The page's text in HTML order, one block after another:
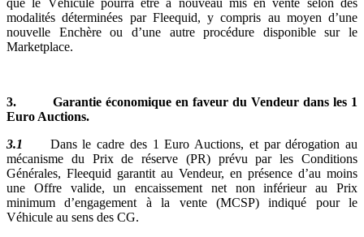
que le Véhicule pourra être à nouveau mis en vente selon des
modalités déterminées par Fleequid, y compris au moyen d’une
nouvelle Enchère ou d’une autre procédure disponible sur le
Marketplace.
3. Garantie économique en faveur du Vendeur dans les 1
Euro Auctions.
3.1
Dans le cadre des 1 Euro Auctions, et par dérogation au
mécanisme du Prix de réserve (PR) prévu par les Conditions
Générales, Fleequid garantit au Vendeur, en présence d’au moins
une Offre valide, un encaissement net non inférieur au Prix
minimum d’engagement à la vente (MCSP) indiqué pour le
Véhicule au sens des CG.